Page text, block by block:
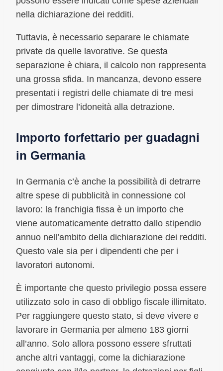
nella dichiarazione dei redditi.
Tuttavia, è necessario separare le chiamate
private da quelle lavorative. Se questa
separazione è chiara, il calcolo non rappresenta
una grossa sfida. In mancanza, devono essere
presentati i registri delle chiamate di tre mesi
per dimostrare l’idoneità alla detrazione.
Importo forfettario per guadagni
in Germania
In Germania c’è anche la possibilità di detrarre
altre spese di pubblicità in connessione col
lavoro: la franchigia fissa è un importo che
viene automaticamente detratto dallo stipendio
annuo nell’ambito della dichiarazione dei redditi.
Questo vale sia per i dipendenti che per i
lavoratori autonomi.
È importante che questo privilegio possa essere
utilizzato solo in caso di obbligo fiscale illimitato.
Per raggiungere questo stato, si deve vivere e
lavorare in Germania per almeno 183 giorni
all’anno. Solo allora possono essere sfruttati
anche altri vantaggi, come la dichiarazione